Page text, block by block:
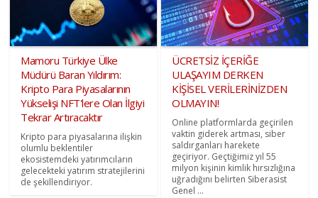
Mamoru Türkiye Ülke
Müdürü Baran Yıldırım:
Kripto Para Piyasalarının
Yükselişi NFT'lere Olan İlgiyi
Tekrar Artıracaktır
Kripto para piyasalarına ilişkin
olumlu beklentiler
ekosistemdeki yatırımcıların
gelecekteki yatırım stratejilerini
de şekillendiriyor.
ÜCRETSİZ İÇERİĞE
ULAŞAYIM DERKEN
KİŞİSEL VERİLERİNİZDEN
OLMAYIN!
Online platformlarda geçirilen
vaktin giderek artması, siber
saldırganları harekete
geçiriyor. Geçtiğimiz yıl 55
milyon kişinin kimlik hırsızlığına
uğradığını belirten Siberasist
Genel ...